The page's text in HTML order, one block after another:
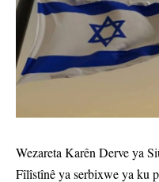
Wezareta Karên Derve ya
Fîlîstînê ya serbixwe ya ku